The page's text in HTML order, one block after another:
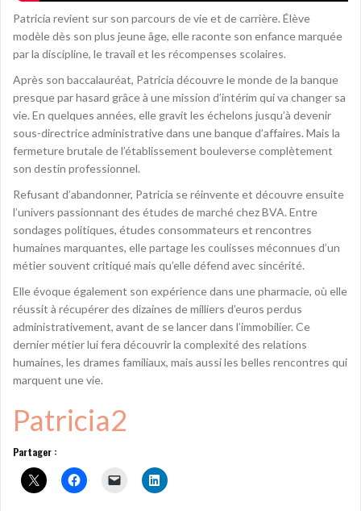
Patricia revient sur son parcours de vie et de carrière. Élève
modèle dès son plus jeune âge, elle raconte son enfance marquée
par la discipline, le travail et les récompenses scolaires.
Après son baccalauréat, Patricia découvre le monde de la banque
presque par hasard grâce à une mission d’intérim qui va changer sa
vie. En quelques années, elle gravit les échelons jusqu’à devenir
sous-directrice administrative dans une banque d’affaires. Mais la
fermeture brutale de l’établissement bouleverse complètement
son destin professionnel.
Refusant d’abandonner, Patricia se réinvente et découvre ensuite
l’univers passionnant des études de marché chez BVA. Entre
sondages politiques, études consommateurs et rencontres
humaines marquantes, elle partage les coulisses méconnues d’un
métier souvent critiqué mais qu’elle défend avec sincérité.
Elle évoque également son expérience dans une pharmacie, où elle
réussit à récupérer des dizaines de milliers d’euros perdus
administrativement, avant de se lancer dans l’immobilier. Ce
dernier métier lui fera découvrir la complexité des relations
humaines, les drames familiaux, mais aussi les belles rencontres qui
marquent une vie.
Patricia2
Partager :